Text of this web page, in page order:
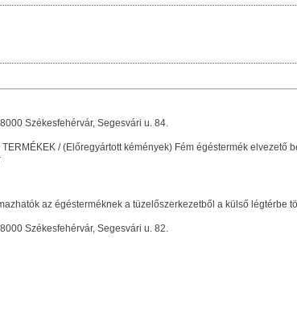
Székesfehérvár, Segesvári u. 84.
/ (Előregyártott kémények) Fém égéstermék elvezető
az égésterméknek a tüzelőszerkezetből a külső légtérbe
Székesfehérvár, Segesvári u. 82.